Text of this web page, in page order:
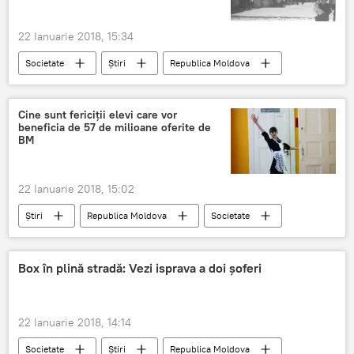
22 Ianuarie 2018, 15:34
Societate Știri
Republica Moldova
fotografie din alt veac
cladire
Legendele Chișinăului de altă dată
Cine sunt fericiții elevi care vor
beneficia de 57 de milioane oferite de
BM
22 Ianuarie 2018, 15:02
Știri Republica Moldova
Societate
Cantemir
Leova
Nisporeni
Rascani
Causeni
Calarasi
Box în plină stradă: Vezi isprava a doi șoferi
22 Ianuarie 2018, 14:14
Societate Știri
Republica Moldova